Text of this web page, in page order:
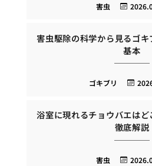
害虫
害虫駆除の科学から見るゴ
基本
ゴキブリ
浴室に現れるチョウバエは
徹底解説
害虫